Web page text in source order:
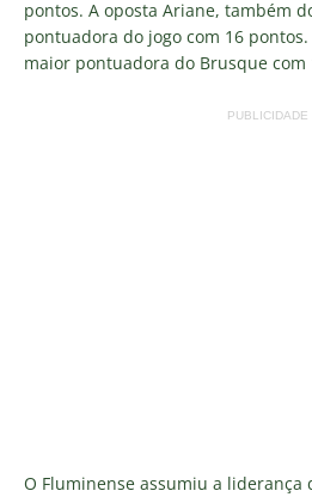
pontos. A oposta Ariane, também
pontuadora do jogo com 16
maior pontuadora do Brusque com
PUBLICIDADE
O Fluminense assumiu a liderança